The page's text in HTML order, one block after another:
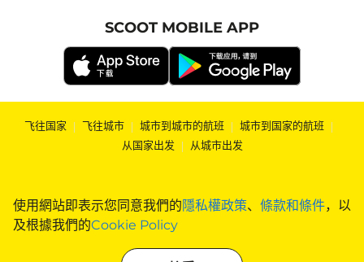
使用網站即表示您同意我們的隱私權政策、 條款和條件，以
及根據我們的Cookie Policy
SCOOT MOBILE APP
飞往国家 | 飞往城市 | 城市到城市的航班 | 城市到国家的航班 |
从国家出发 | 从城市出发